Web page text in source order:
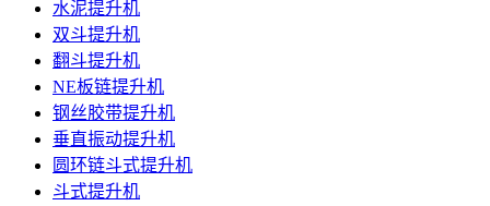
水泥提升机
双斗提升机
翻斗提升机
NE板链提升机
钢丝胶带提升机
垂直振动提升机
圆环链斗式提升机
斗式提升机